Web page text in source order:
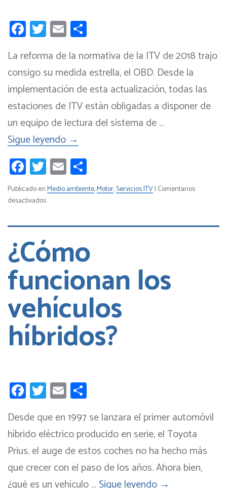
Facebook
Twitter
Email
La reforma de la normativa de la ITV de 2018 trajo
consigo su medida estrella, el OBD. Desde la
implementación de esta actualización, todas las
estaciones de ITV están obligadas a disponer de
un equipo de lectura del sistema de …
Sigue leyendo →
Facebook
Twitter
Email
Publicado enMedio ambiente,Motor,Servicios ITV| Comentarios
desactivadosen
Diagnóstico
a
Bordo
en
ITV:
Qué
miran
¿Cómo
funcionan los
vehículos
híbridos?
Facebook
Twitter
Email
Desde que en 1997 se lanzara el primer automóvil
híbrido eléctrico producido en serie, el Toyota
Prius, el auge de estos coches no ha hecho más
que crecer con el paso de los años. Ahora bien,